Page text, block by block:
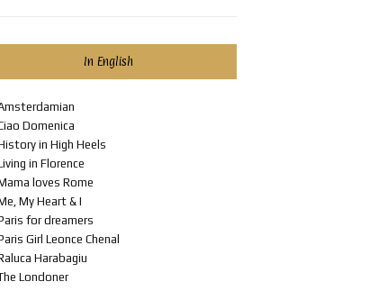
In English
Domenica
in High Heels
in Florence
loves Rome
My Heart & I
for dreamers
Girl Leonce Chenal
Harabagiu
Londoner